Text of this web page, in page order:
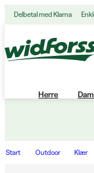
Delbetal med Klarna
Herre
Start Outdoor Klær